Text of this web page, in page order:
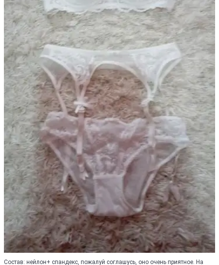
Состав: нейлон+ спандекс, пожалуй соглашусь, оно очень приятное. На